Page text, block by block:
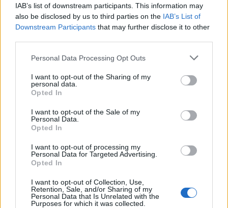
IAB’s list of downstream participants. This information may
also be disclosed by us to third parties on the IAB’s List of
Downstream Participants that may further disclose it to other
Please note that this website/app uses one or more Google
not limited to your visit or usage behaviour. You may click to
grant or deny consent to Google and its third-party tags to
use your data for below specified purposes in below Google
consent section.
Personal Data Processing Opt Outs
I want to opt-out of the Sharing of my
personal data.
Opted In
I want to opt-out of the Sale of my
Personal Data.
Opted In
I want to opt-out of processing my
Personal Data for Targeted Advertising.
Opted In
I want to opt-out of Collection, Use,
Retention, Sale, and/or Sharing of my
Personal Data that Is Unrelated with the
Purposes for which it was collected.
Continua a leggere